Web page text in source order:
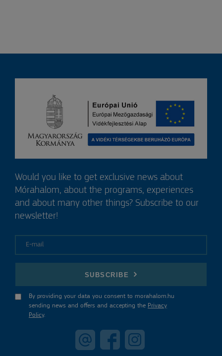
Would you like to get exclusive news about
Mórahalom, about the programs, experiences
and about many other things? Subscribe to our
newsletter!
SUBSCRIBE
By providing your data you consent to morahalom.hu
sending news and offers and accepting the Privacy
Policy.